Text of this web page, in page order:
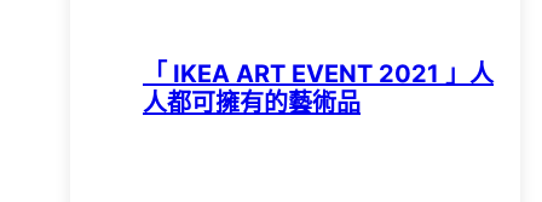
「 IKEA ART EVENT 2021 」人
人都可擁有的藝術品